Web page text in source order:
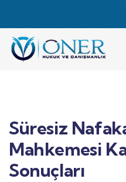
Süresiz
Mahkemesi
Sonuçları